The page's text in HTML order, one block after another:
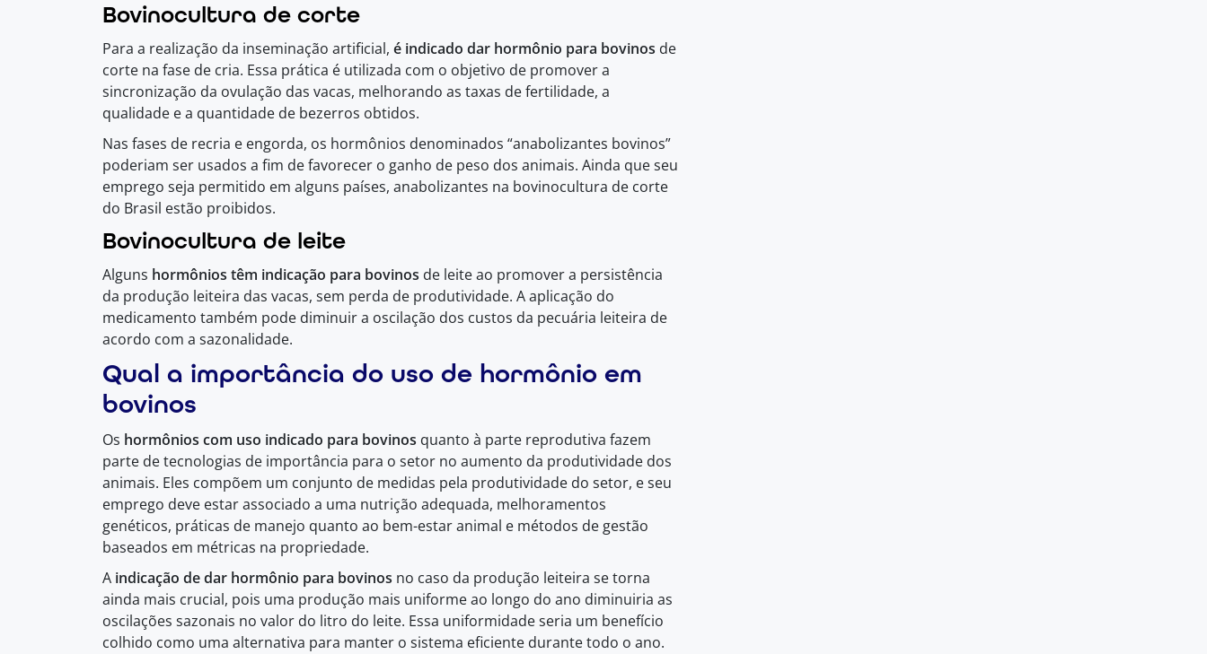
Bovinocultura de corte
Para a realização da inseminação artificial, é indicado dar hormônio para bovinos de
corte na fase de cria. Essa prática é utilizada com o objetivo de promover a
sincronização da ovulação das vacas, melhorando as taxas de fertilidade, a
qualidade e a quantidade de bezerros obtidos.
Nas fases de recria e engorda, os hormônios denominados “anabolizantes bovinos”
poderiam ser usados a fim de favorecer o ganho de peso dos animais. Ainda que seu
emprego seja permitido em alguns países, anabolizantes na bovinocultura de corte
do Brasil estão proibidos.
Bovinocultura de leite
Alguns hormônios têm indicação para bovinos de leite ao promover a persistência
da produção leiteira das vacas, sem perda de produtividade. A aplicação do
medicamento também pode diminuir a oscilação dos custos da pecuária leiteira de
acordo com a sazonalidade.
Qual a importância do uso de hormônio em
bovinos
Os hormônios com uso indicado para bovinos quanto à parte reprodutiva fazem
parte de tecnologias de importância para o setor no aumento da produtividade dos
animais. Eles compõem um conjunto de medidas pela produtividade do setor, e seu
emprego deve estar associado a uma nutrição adequada, melhoramentos
genéticos, práticas de manejo quanto ao bem-estar animal e métodos de gestão
baseados em métricas na propriedade.
A indicação dedar hormônio para bovinos no caso da produção leiteira se torna
ainda mais crucial, pois uma produção mais uniforme ao longo do ano diminuiria as
oscilações sazonais no valor do litro do leite. Essa uniformidade seria um benefício
colhido como uma alternativa para manter o sistema eficiente durante todo o ano.